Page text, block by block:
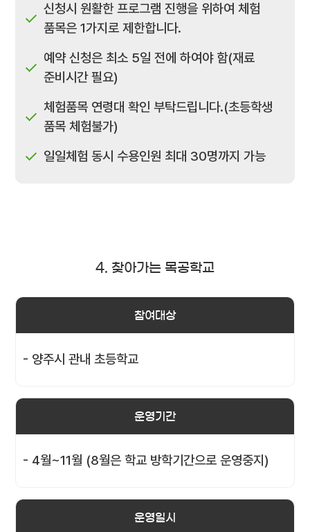
신청시 원활한 프로그램 진행을 위하여 체험
품목은 1가지로 제한합니다.
예약 신청은 최소 5일 전에 하여야 함(재료
준비시간 필요)
체험품목 연령대 확인 부탁드립니다.(초등학생
품목 체험불가)
일일체험 동시 수용인원 최대 30명까지 가능
4. 찾아가는 목공학교
참여대상
- 양주시 관내 초등학교
운영기간
- 4월~11월 (8월은 학교 방학기간으로 운영중지)
운영일시